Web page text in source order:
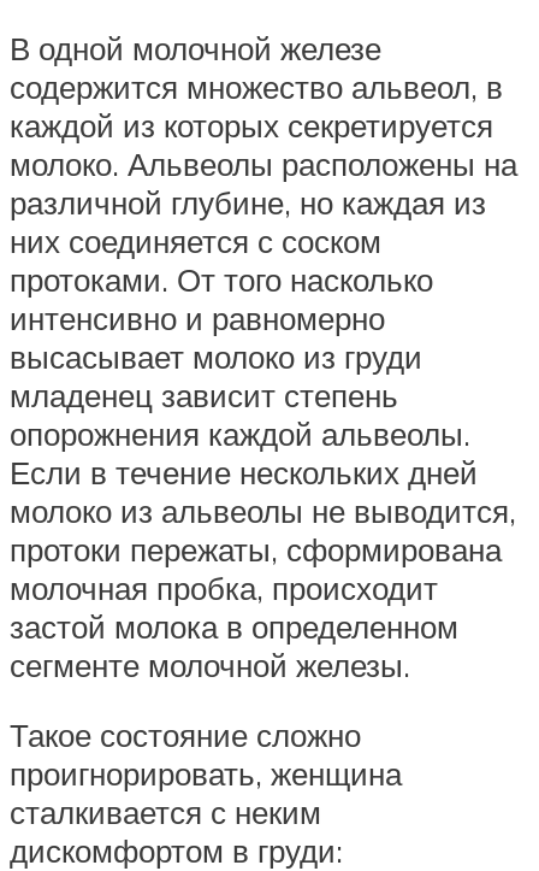
В одной молочной железе
содержится множество альвеол, в
каждой из которых секретируется
молоко. Альвеолы расположены на
различной глубине, но каждая из
них соединяется с соском
протоками. От того насколько
интенсивно и равномерно
высасывает молоко из груди
младенец зависит степень
опорожнения каждой альвеолы.
Если в течение нескольких дней
молоко из альвеолы не выводится,
протоки пережаты, сформирована
молочная пробка, происходит
застой молока в определенном
сегменте молочной железы.
Такое состояние сложно
проигнорировать, женщина
сталкивается с неким
дискомфортом в груди: